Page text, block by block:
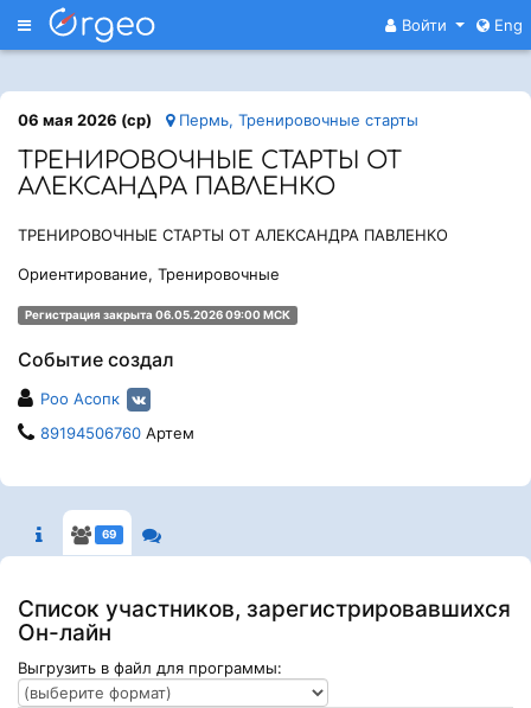
Меню Войти Eng
06 мая 2026 (ср) Пермь, Тренировочные старты
ТРЕНИРОВОЧНЫЕ СТАРТЫ ОТ
АЛЕКСАНДРА ПАВЛЕНКО
ТРЕНИРОВОЧНЫЕ СТАРТЫ ОТ АЛЕКСАНДРА ПАВЛЕНКО
Ориентирование, Тренировочные
Регистрация закрыта 06.05.2026 09:00 МСК
Событие создал
Роо Асопк
89194506760 Артем
69
Список участников, зарегистрировавшихся
Он-лайн
Выгрузить в файл для программы: